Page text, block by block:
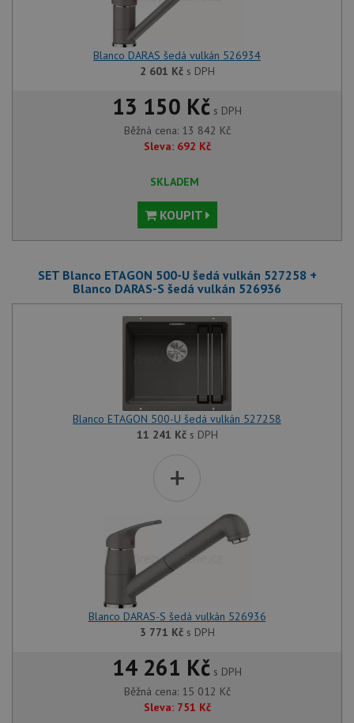
Blanco DARAS šedá vulkán 526934
2 601 Kčs DPH
13 150 Kč s DPH
Běžná cena: 13 842 Kč
Sleva: 692 Kč
SKLADEM
KOUPIT
SET Blanco ETAGON 500-U šedá vulkán 527258 +
Blanco DARAS-S šedá vulkán 526936
Blanco ETAGON 500-U šedá vulkán 527258
11 241 Kčs DPH
+
Blanco DARAS-S šedá vulkán 526936
3 771 Kčs DPH
14 261 Kč s DPH
Běžná cena: 15 012 Kč
Sleva: 751 Kč